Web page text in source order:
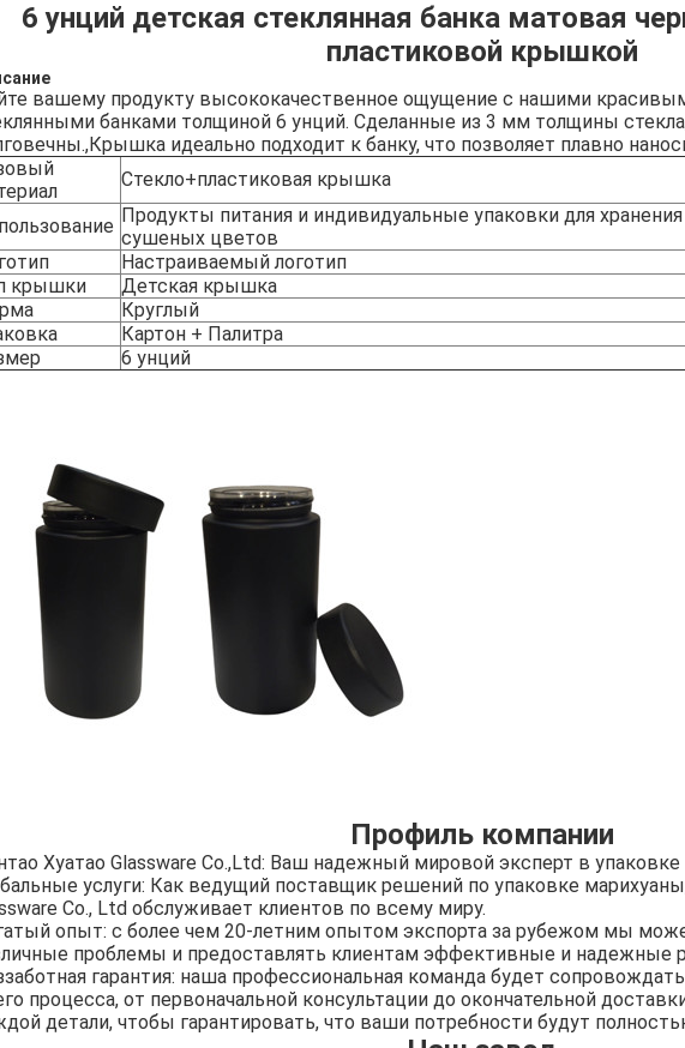
6 унций детская стеклянная банка матовая
пластиковой крышкой
вашему продукту высококачественное ощущение с нашими
банками толщиной 6 унций. Сделанные из 3 мм толщины
идеально подходит к банку, что позволяет плавно
Стекло+пластиковая крышка
Продукты питания и индивидуальные упаковки для хранения
сушеных цветов
Настраиваемый логотип
крышки
Детская крышка
Круглый
Картон + Палитра
6 унций
Профиль компании
Хуатао Glassware Co.,Ltd: Ваш надежный мировой эксперт в
услуги: Как ведущий поставщик решений по упаковке
Co., Ltd обслуживает клиентов по всему миру.
опыт: с более чем 20-летним опытом экспорта за рубежом мы
проблемы и предоставлять клиентам эффективные и надежные
гарантия: наша профессиональная команда будет
процесса, от первоначальной консультации до окончательной
детали, чтобы гарантировать, что ваши потребности будут